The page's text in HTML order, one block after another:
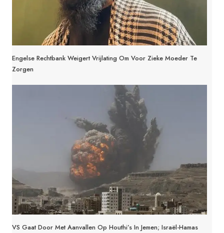
Engelse Rechtbank Weigert Vrijlating Om Voor Zieke Moeder Te
Zorgen
VS Gaat Door Met Aanvallen Op Houthi’s In Jemen; Israël-Hamas